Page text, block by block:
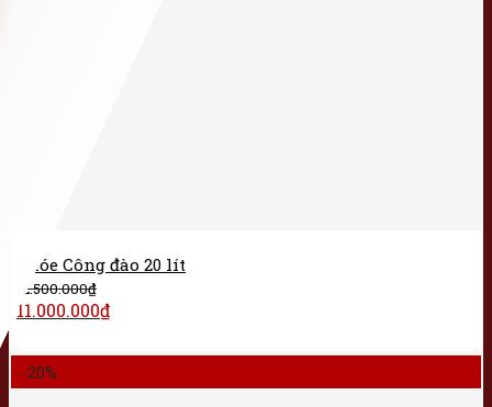
Chóe Công đào 20 lít
12.500.000₫
11.000.000₫
-20%